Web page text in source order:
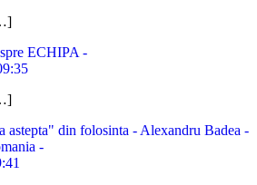
ECHIPA -
astepta" din folosinta - Alexandru Badea -
-